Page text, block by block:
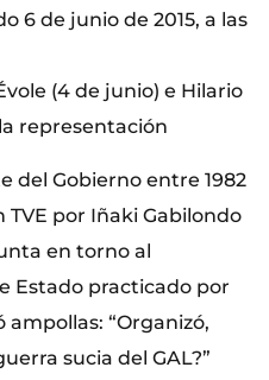
6 de junio de 2015, a las
(4 de junio) e Hilario
representación
del Gobierno entre 1982
TVE por Iñaki Gabilondo
en torno al
Estado practicado por
ampollas: “Organizó,
sucia del GAL?”